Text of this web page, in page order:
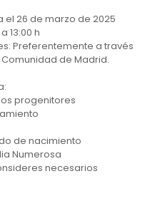
el 26 de marzo de 2025
13:00 h
Preferentemente a través
de Madrid.
progenitores
de nacimiento
Numerosa
necesarios